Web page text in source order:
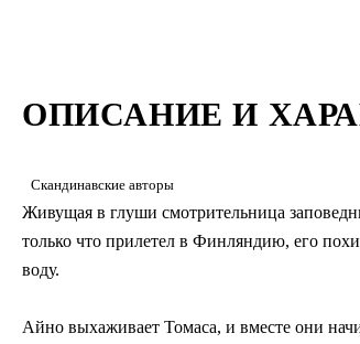
ОПИСАНИЕ И
Скандинавские авторы
Живущая в глуши смотрительница
только что прилетел в Финляндию, его
воду.
Айно выхаживает Томаса, и вместе они